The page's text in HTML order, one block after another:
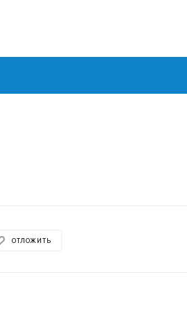
ОТЛОЖИТЬ